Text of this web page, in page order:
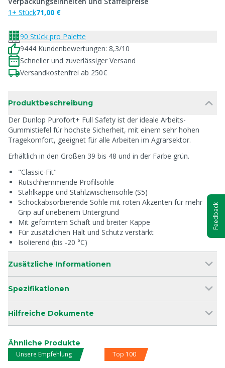
1+ Stück71,00 €
90 Stück pro Palette
9444 Kundenbewertungen: 8,3/10
Schneller und zuverlässiger Versand
Versandkostenfrei ab 250€
Produktbeschreibung
Der Dunlop Purofort+ Full Safety ist der ideale Arbeits-
Gummistiefel für höchste Sicherheit, mit einem sehr hohen
Tragekomfort, geeignet für alle Arbeiten im Agrarsektor.
Erhältlich in den Größen 39 bis 48 und in der Farbe grün.
"Classic-Fit"
Rutschhemmende Profilsohle
Stahlkappe und Stahlzwischensohle (S5)
Schockabsorbierende Sohle mit roten Akzenten für mehr
Grip auf unebenem Untergrund
Mit geformtem Schaft und breiter Kappe
Für zusätzlichen Halt und Schutz verstärkt
Isolierend (bis -20 °C)
Zusätzliche Informationen
Spezifikationen
Hilfreiche Dokumente
Ähnliche Produkte
Unsere Empfehlung Top 100
Feedback